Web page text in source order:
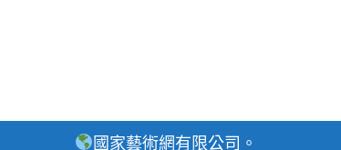
國家藝術網有限公司。